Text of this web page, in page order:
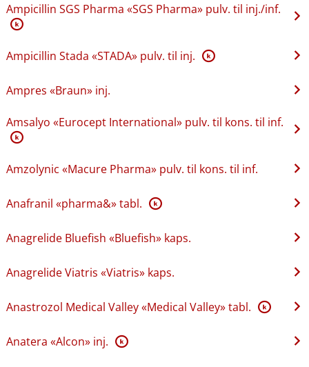
Ampicillin SGS Pharma «SGS Pharma» pulv. til inj.​/​inf.
K
Ampicillin Stada «STADA» pulv. til inj. K
Ampres «Braun» inj.
Amsalyo «Eurocept International» pulv. til kons. til inf.
K
Amzolynic «Macure Pharma» pulv. til kons. til inf.
Anafranil «pharma&» tabl. K
Anagrelide Bluefish «Bluefish» kaps.
Anagrelide Viatris «Viatris» kaps.
Anastrozol Medical Valley «Medical Valley» tabl. K
Anatera «Alcon» inj. K